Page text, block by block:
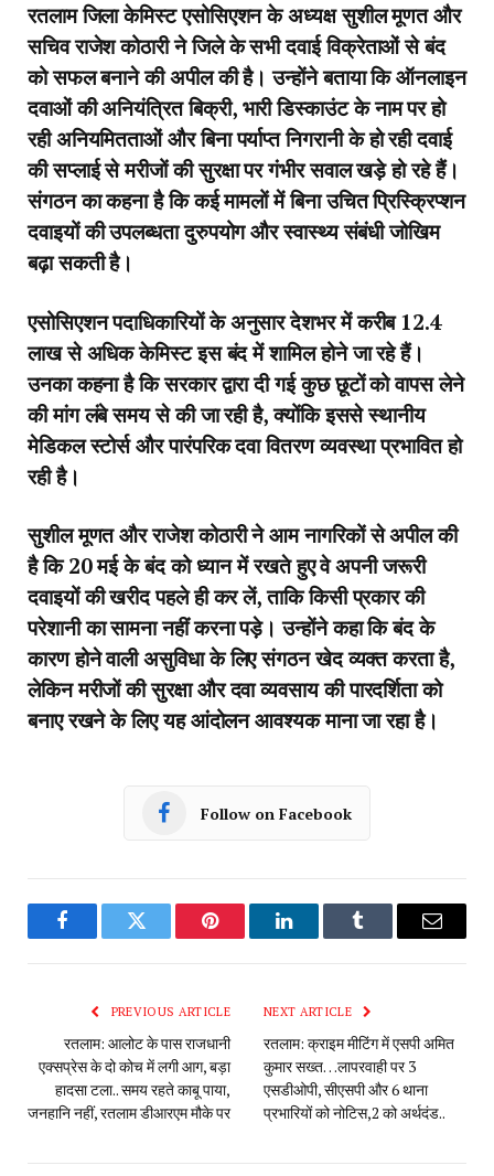
रतलाम जिला केमिस्ट एसोसिएशन के अध्यक्ष सुशील मूणत और
सचिव राजेश कोठारी ने जिले के सभी दवाई विक्रेताओं से बंद
को सफल बनाने की अपील की है। उन्होंने बताया कि ऑनलाइन
दवाओं की अनियंत्रित बिक्री, भारी डिस्काउंट के नाम पर हो
रही अनियमितताओं और बिना पर्याप्त निगरानी के हो रही दवाई
की सप्लाई से मरीजों की सुरक्षा पर गंभीर सवाल खड़े हो रहे हैं।
संगठन का कहना है कि कई मामलों में बिना उचित प्रिस्क्रिप्शन
दवाइयों की उपलब्धता दुरुपयोग और स्वास्थ्य संबंधी जोखिम
बढ़ा सकती है।
एसोसिएशन पदाधिकारियों के अनुसार देशभर में करीब 12.4
लाख से अधिक केमिस्ट इस बंद में शामिल होने जा रहे हैं।
उनका कहना है कि सरकार द्वारा दी गई कुछ छूटों को वापस लेने
की मांग लंबे समय से की जा रही है, क्योंकि इससे स्थानीय
मेडिकल स्टोर्स और पारंपरिक दवा वितरण व्यवस्था प्रभावित हो
रही है।
सुशील मूणत और राजेश कोठारी ने आम नागरिकों से अपील की
है कि 20 मई के बंद को ध्यान में रखते हुए वे अपनी जरूरी
दवाइयों की खरीद पहले ही कर लें, ताकि किसी प्रकार की
परेशानी का सामना नहीं करना पड़े। उन्होंने कहा कि बंद के
कारण होने वाली असुविधा के लिए संगठन खेद व्यक्त करता है,
लेकिन मरीजों की सुरक्षा और दवा व्यवसाय की पारदर्शिता को
बनाए रखने के लिए यह आंदोलन आवश्यक माना जा रहा है।
Follow on Facebook
FacebookTwitter Pinterest LinkedInTumblr Email
PREVIOUS ARTICLE
रतलाम: आलोट के पास राजधानी
एक्सप्रेस के दो कोच में लगी आग, बड़ा
हादसा टला.. समय रहते काबू पाया,
जनहानि नहीं, रतलाम डीआरएम मौके पर
NEXT ARTICLE
रतलाम: क्राइम मीटिंग में एसपी अमित
कुमार सख्त…लापरवाही पर 3
एसडीओपी, सीएसपी और 6 थाना
प्रभारियों को नोटिस,2 को अर्थदंड..